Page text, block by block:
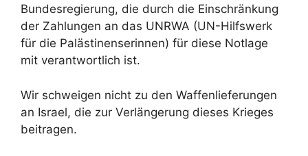
Bundesregierung, die durch die Einschränkung
der Zahlungen an das UNRWA (UN-Hilfswerk
für die Palästinenserinnen) für diese Notlage
mit verantwortlich ist.
Wir schweigen nicht zu den Waffenlieferungen
an Israel, die zur Verlängerung dieses Krieges
beitragen.